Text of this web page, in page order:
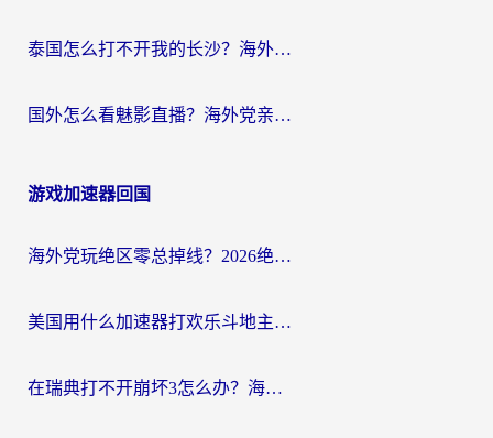
泰国怎么打不开我的长沙？海外党追剧看片的破局指南
国外怎么看魅影直播？海外党亲测有效的回国加速指南（附听歌、看央视VIP技巧）
游戏加速器回国
海外党玩绝区零总掉线？2026绝区零加速器推荐+跨平台国服游戏加速攻略
美国用什么加速器打欢乐斗地主？海外党亲测有效的国服游戏加速指南
在瑞典打不开崩坏3怎么办？海外玩家亲测有效的国服游戏加速指南